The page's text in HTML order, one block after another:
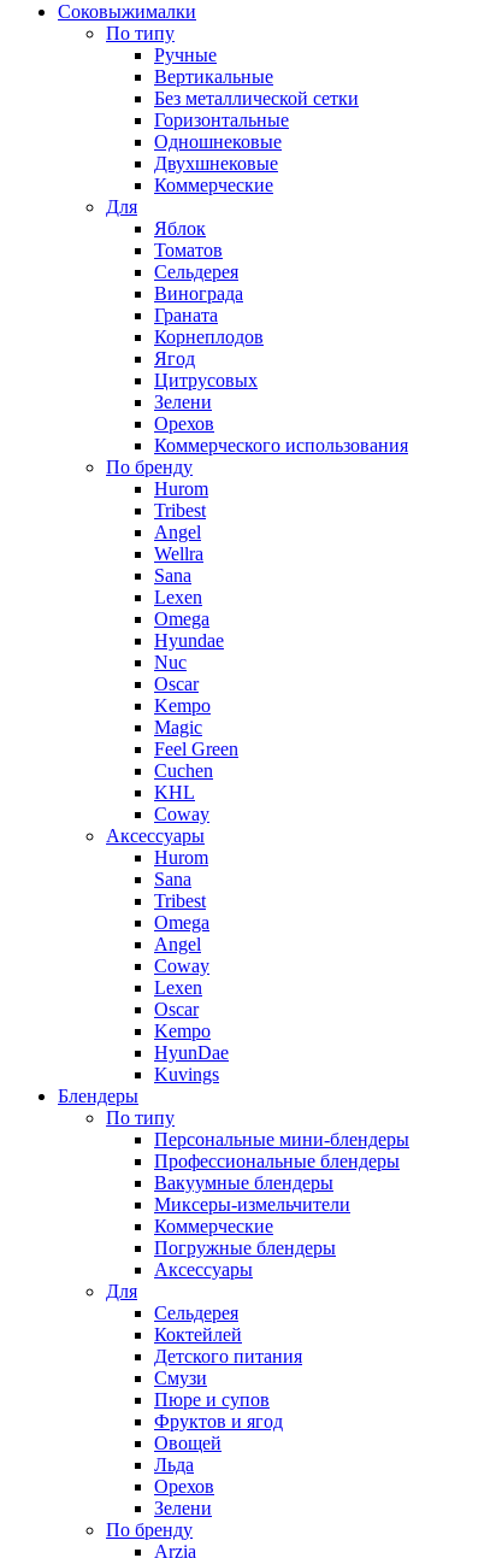
Соковыжималки
По типу
Ручные
Вертикальные
Без металлической сетки
Горизонтальные
Одношнековые
Двухшнековые
Коммерческие
Для
Яблок
Томатов
Cельдерея
Винограда
Граната
Корнеплодов
Ягод
Цитрусовых
Зелени
Орехов
Коммерческого использования
По бренду
Hurom
Tribest
Angel
Wellra
Sana
Lexen
Omega
Hyundae
Nuc
Oscar
Kempo
Magic
Feel Green
Cuchen
KHL
Coway
Аксессуары
Hurom
Sana
Tribest
Omega
Angel
Coway
Lexen
Oscar
Kempo
HyunDae
Kuvings
Блендеры
По типу
Персональные мини-блендеры
Профессиональные блендеры
Вакуумные блендеры
Миксеры-измельчители
Коммерческие
Погружные блендеры
Аксессуары
Для
Сельдерея
Коктейлей
Детского питания
Смузи
Пюре и супов
Фруктов и ягод
Овощей
Льда
Орехов
Зелени
По бренду
Arzia